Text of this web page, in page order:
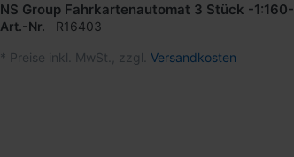
NS Group Fahrkartenautomat 3 Stück -1:160-
Art.-Nr. R16403
* Preise inkl. MwSt., zzgl. Versandkosten